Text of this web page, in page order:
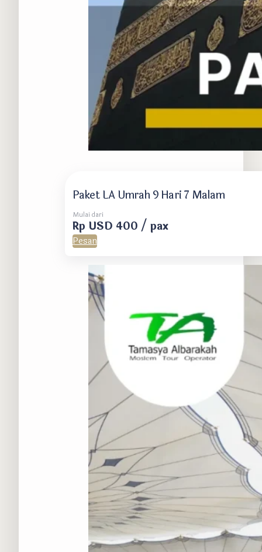
Paket LA Umrah 9 Hari 7 Malam
Mulai dari
Rp USD 400 / pax
Pesan